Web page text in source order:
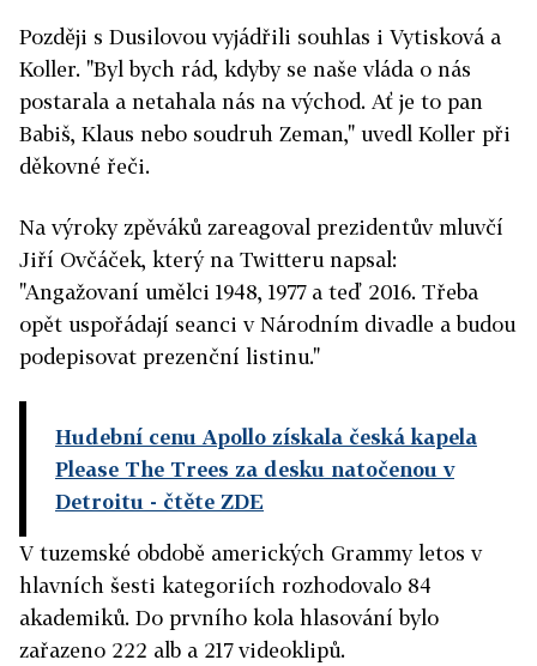
Později s Dusilovou vyjádřili souhlas i Vytisková a
Koller. "Byl bych rád, kdyby se naše vláda o nás
postarala a netahala nás na východ. Ať je to pan
Babiš, Klaus nebo soudruh Zeman," uvedl Koller při
děkovné řeči.
Na výroky zpěváků zareagoval prezidentův mluvčí
Jiří Ovčáček, který na Twitteru napsal:
"Angažovaní umělci 1948, 1977 a teď 2016. Třeba
opět uspořádají seanci v Národním divadle a budou
podepisovat prezenční listinu."
Hudební cenu Apollo získala česká kapela
Please The Trees za desku natočenou v
Detroitu - čtěte ZDE
V tuzemské obdobě amerických Grammy letos v
hlavních šesti kategoriích rozhodovalo 84
akademiků. Do prvního kola hlasování bylo
zařazeno 222 alb a 217 videoklipů.